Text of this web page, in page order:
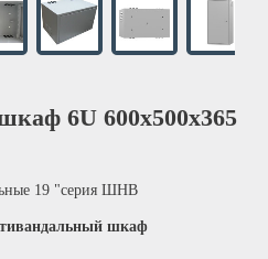
6U 600х500х365
19 "серия ШНВ
шкаф